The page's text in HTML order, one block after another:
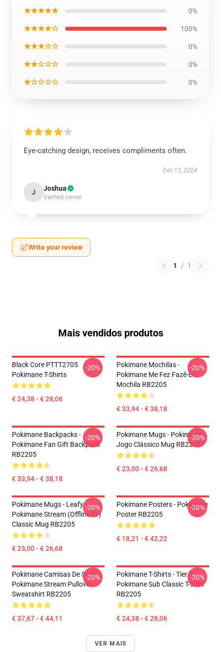
★★★★★ 0%
★★★★☆ 100%
★★★☆☆ 0%
★★☆☆☆ 0%
★☆☆☆☆ 0%
Eye-catching design, receives compliments often.
Dec 13, 2024
J Joshua
Verified owner
Write your review
1 / 1
Mais vendidos produtos
Black Core PTTT2705
Pokimane T-Shirts
€ 24,38 - € 28,06
-20%
Pokimane Mochilas -
Pokimane Me Fez Fazê-Lo
Mochila RB2205
€ 33,94 - € 38,18
-20%
Pokimane Backpacks -
Pokimane Fan Gift Backpack
RB2205
€ 33,94 - € 38,18
-20%
Pokimane Mugs - Pokimane
Jogo Clássico Mug RB2205
€ 23,00 - € 26,68
-20%
Pokimane Mugs - Leafy
Pokimane Stream (Offline Tv)
Classic Mug RB2205
€ 23,00 - € 26,68
-20%
Pokimane Posters - Pokimane
Poster RB2205
€ 18,21 - € 42,22
-20%
Pokimane Camisas De Suor
Pokimane Stream Pullover
Sweatshirt RB2205
€ 37,67 - € 44,11
-20%
Pokimane T-Shirts - Tier 3
Pokimane Sub Classic T-Shirt
RB2205
€ 24,38 - € 28,06
-20%
VER MAIS